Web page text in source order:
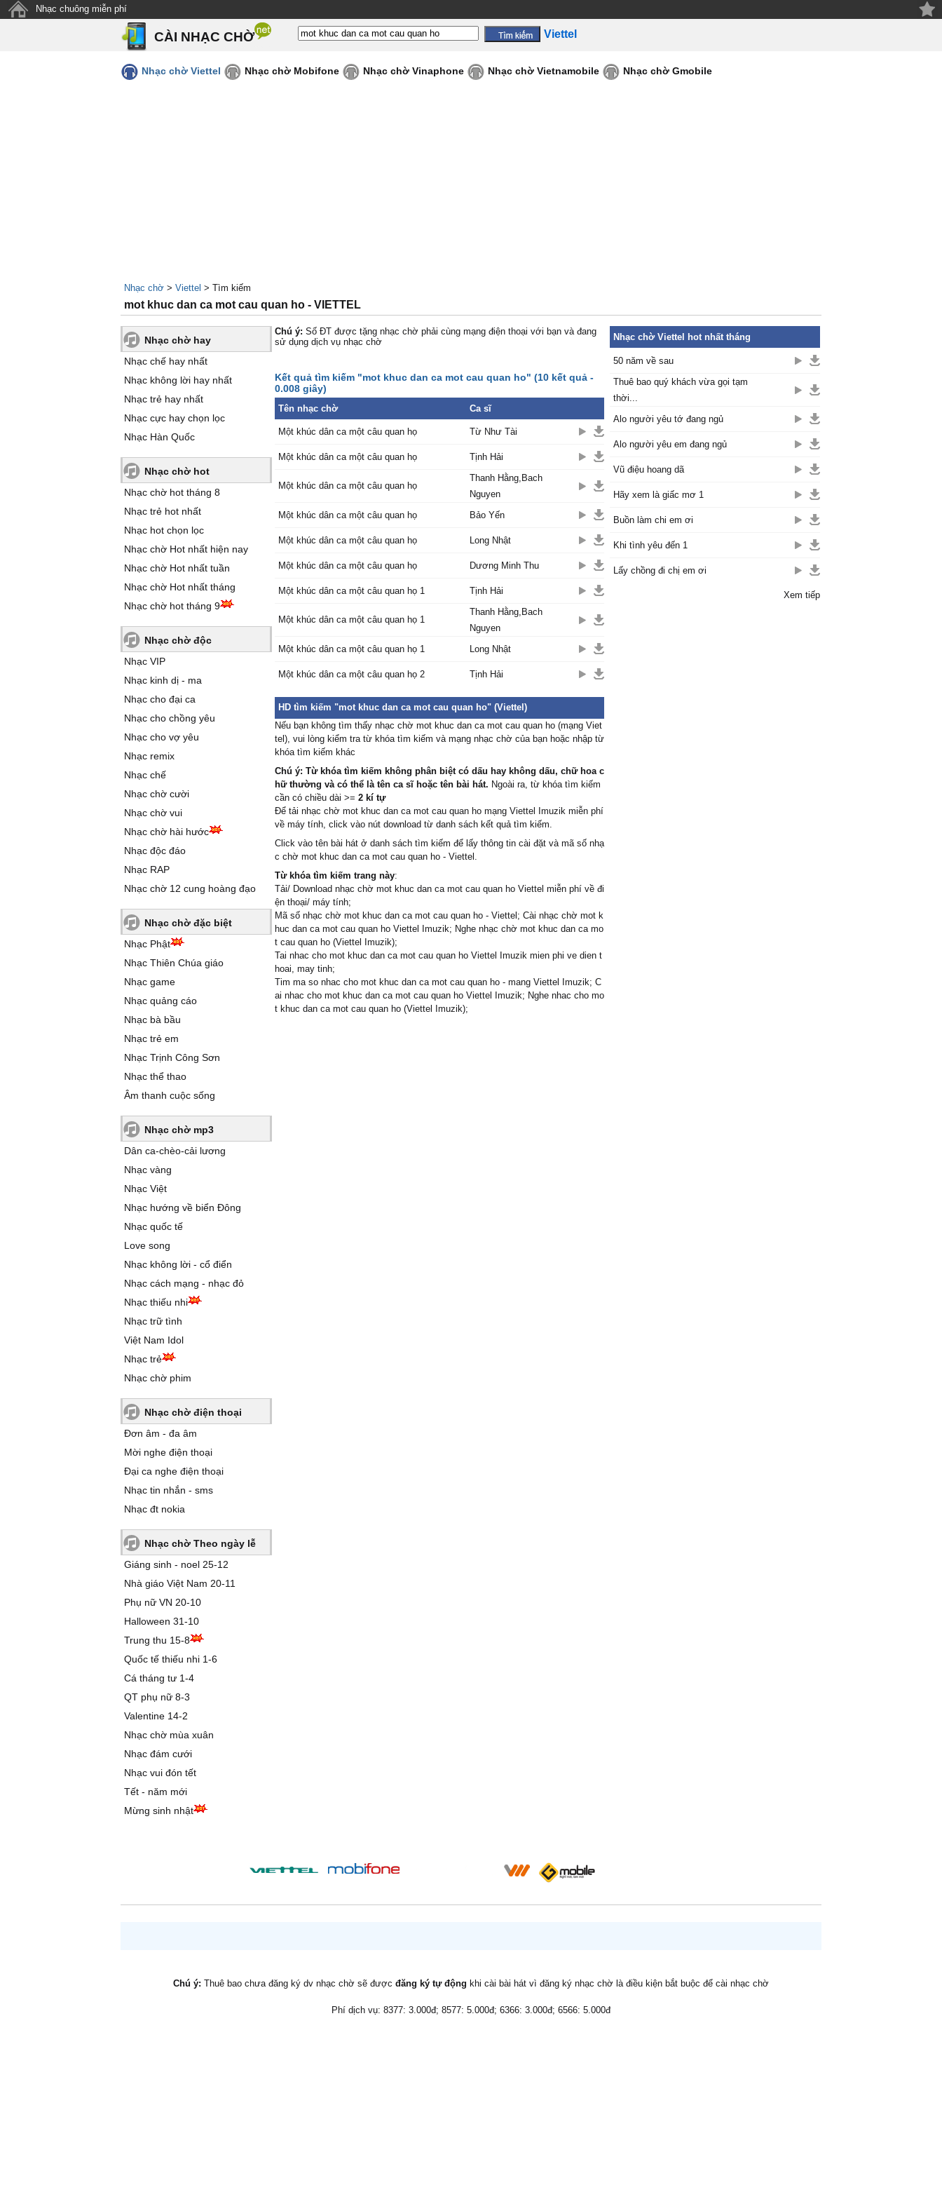
Nhạc chuông miễn phí
CÀI NHẠC CHỜ Viettel
Nhạc chờ Viettel Nhạc chờ Mobifone Nhạc chờ Vinaphone Nhạc chờ Vietnamobile Nhạc chờ Gmobile
Nhạc chờ > Viettel > Tìm kiếm
mot khuc dan ca mot cau quan ho - VIETTEL
Nhạc chờ hay
Nhạc chế hay nhất
Nhạc không lời hay nhất
Nhạc trẻ hay nhất
Nhạc cực hay chọn lọc
Nhạc Hàn Quốc
Nhạc chờ hot
Nhạc chờ hot tháng 8
Nhạc trẻ hot nhất
Nhạc hot chọn lọc
Nhạc chờ Hot nhất hiện nay
Nhạc chờ Hot nhất tuần
Nhạc chờ Hot nhất tháng
Nhạc chờ hot tháng 9
Nhạc chờ độc
Nhạc VIP
Nhạc kinh dị - ma
Nhạc cho đại ca
Nhạc cho chồng yêu
Nhạc cho vợ yêu
Nhạc remix
Nhạc chế
Nhạc chờ cười
Nhạc chờ vui
Nhạc chờ hài hước
Nhạc độc đáo
Nhạc RAP
Nhạc chờ 12 cung hoàng đạo
Nhạc chờ đặc biệt
Nhạc Phật
Nhạc Thiên Chúa giáo
Nhạc game
Nhạc quảng cáo
Nhạc bà bầu
Nhạc trẻ em
Nhạc Trịnh Công Sơn
Nhạc thể thao
Âm thanh cuộc sống
Nhạc chờ mp3
Dân ca-chèo-cải lương
Nhạc vàng
Nhạc Việt
Nhạc hướng về biển Đông
Nhạc quốc tế
Love song
Nhạc không lời - cổ điển
Nhạc cách mạng - nhạc đỏ
Nhạc thiếu nhi
Nhạc trữ tình
Việt Nam Idol
Nhạc trẻ
Nhạc chờ phim
Nhạc chờ điện thoại
Đơn âm - đa âm
Mời nghe điện thoại
Đại ca nghe điện thoại
Nhạc tin nhắn - sms
Nhạc đt nokia
Nhạc chờ Theo ngày lễ
Giáng sinh - noel 25-12
Nhà giáo Việt Nam 20-11
Phụ nữ VN 20-10
Halloween 31-10
Trung thu 15-8
Quốc tế thiếu nhi 1-6
Cá tháng tư 1-4
QT phụ nữ 8-3
Valentine 14-2
Nhạc chờ mùa xuân
Nhạc đám cưới
Nhạc vui đón tết
Tết - năm mới
Mừng sinh nhật
Chú ý: Số ĐT được tặng nhạc chờ phải cùng mạng điện thoại với bạn và đang
sử dụng dịch vụ nhạc chờ
Kết quả tìm kiếm "mot khuc dan ca mot cau quan ho" (10 kết quả -
0.008 giây)
Tên nhạc chờ Ca sĩ
Một khúc dân ca một câu quan họ Từ Như Tài
Một khúc dân ca một câu quan họ Tịnh Hải
Một khúc dân ca một câu quan họ
Thanh Hằng,Bach
Nguyen
Một khúc dân ca một câu quan họ
Bảo Yến
Một khúc dân ca một câu quan họ Long Nhật
Một khúc dân ca một câu quan họ Dương Minh Thu
Một khúc dân ca một câu quan họ 1 Tịnh Hải
Một khúc dân ca một câu quan họ 1
Thanh Hằng,Bach
Nguyen
Một khúc dân ca một câu quan họ 1
Long Nhật
Một khúc dân ca một câu quan họ 2 Tịnh Hải
HD tìm kiếm "mot khuc dan ca mot cau quan ho" (Viettel)
Nếu bạn không tìm thấy nhạc chờ mot khuc dan ca mot cau quan ho (mạng Viet
tel), vui lòng kiểm tra từ khóa tìm kiếm và mạng nhạc chờ của bạn hoặc nhập từ
khóa tìm kiếm khác
Chú ý: Từ khóa tìm kiếm không phân biệt có dấu hay không dấu, chữ hoa c
hữ thường và có thể là tên ca sĩ hoặc tên bài hát. Ngoài ra, từ khóa tìm kiếm
cần có chiều dài >= 2 kí tự
Để tải nhạc chờ mot khuc dan ca mot cau quan ho mạng Viettel Imuzik miễn phí
về máy tính, click vào nút download từ danh sách kết quả tìm kiếm.
Click vào tên bài hát ở danh sách tìm kiếm để lấy thông tin cài đặt và mã số nhạ
c chờ mot khuc dan ca mot cau quan ho - Viettel.
Từ khóa tìm kiếm trang này:
Tải/ Download nhạc chờ mot khuc dan ca mot cau quan ho Viettel miễn phí về đi
ện thoại/ máy tính;
Mã số nhạc chờ mot khuc dan ca mot cau quan ho - Viettel; Cài nhạc chờ mot k
huc dan ca mot cau quan ho Viettel Imuzik; Nghe nhạc chờ mot khuc dan ca mo
t cau quan ho (Viettel Imuzik);
Tai nhac cho mot khuc dan ca mot cau quan ho Viettel Imuzik mien phi ve dien t
hoai, may tinh;
Tim ma so nhac cho mot khuc dan ca mot cau quan ho - mang Viettel Imuzik; C
ai nhac cho mot khuc dan ca mot cau quan ho Viettel Imuzik; Nghe nhac cho mo
t khuc dan ca mot cau quan ho (Viettel Imuzik);
Nhạc chờ Viettel hot nhất tháng
50 năm về sau
Thuê bao quý khách vừa gọi tạm
thời...
Alo người yêu tớ đang ngủ
Alo người yêu em đang ngủ
Vũ điệu hoang dã
Hãy xem là giấc mơ 1
Buồn làm chi em ơi
Khi tình yêu đến 1
Lấy chồng đi chị em ơi
Xem tiếp
Chú ý: Thuê bao chưa đăng ký dv nhạc chờ sẽ được đăng ký tự động khi cài bài hát vì đăng ký nhạc chờ là điều kiện bắt buộc để cài nhạc chờ
Phí dịch vụ: 8377: 3.000đ; 8577: 5.000đ; 6366: 3.000đ; 6566: 5.000đ